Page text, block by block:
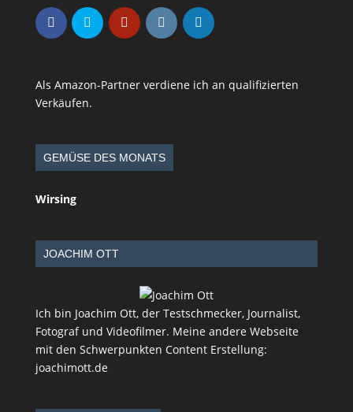
Als Amazon-Partner verdiene ich an qualifizierten
Verkäufen.
GEMÜSE DES MONATS
Wirsing
JOACHIM OTT
Ich bin Joachim Ott, der Testschmecker, Journalist,
Fotograf und Videofilmer. Meine andere Webseite
mit den Schwerpunkten Content Erstellung:
joachimott.de